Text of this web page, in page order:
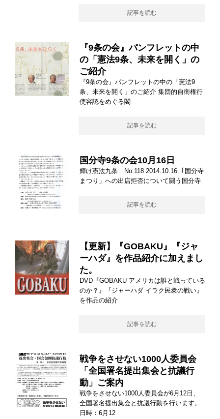
記事を読む
『9条の会』パンフレットの中
の「憲法9条、未来を開く」の
ご紹介
『9条の会』パンフレットの中の「憲法9
条、未来を開く」のご紹介 集団的自衛権行
使容認をめぐる閣
記事を読む
国分寺9条の会10月16日
輝け憲法九条 No.118 2014.10.16. ｢国分寺
まつり」への出店拒否について闘う国分寺
記事を読む
【更新】『GOBAKU』『ジャ
ーハダ』を作品紹介に加えまし
た。
DVD『GOBAKU アメリカは誰と戦っている
のか？』『ジャーハダ イラク民衆の戦い』
を作品の紹介
記事を読む
戦争をさせない1000人委員会
「全国署名提出集会と抗議行
動」ご案内
戦争をさせない1000人委員会が6月12日、
全国署名提出集会と抗議行動を行います。
日時：6月12